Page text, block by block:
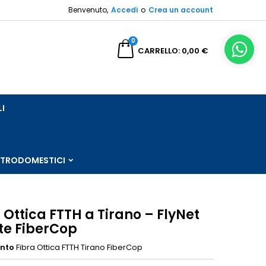
Benvenuto, Accedi o Crea un account
CARRELLO
0
0,00 €
FTTH a Tirano – FlyNet
FiberCop
Fibra Ottica FTTH Tirano FiberCop